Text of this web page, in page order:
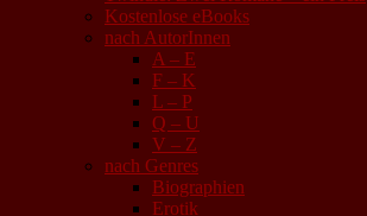
Kostenlose eBooks
nach AutorInnen
A – E
F – K
L – P
Q – U
V – Z
nach Genres
Biographien
Erotik